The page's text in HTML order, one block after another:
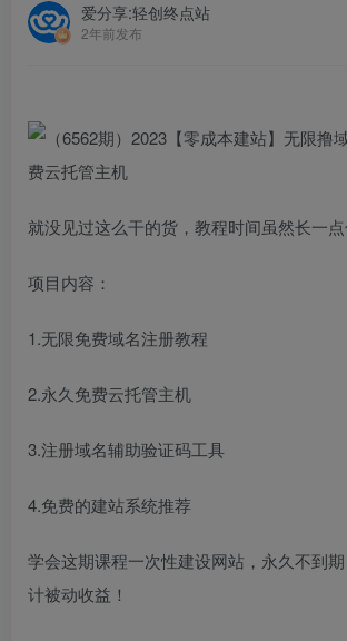
爱分享:轻创终点站
2年前发布
就没见过这么干的货，教程时间虽然长一点
项目内容：
1.无限免费域名注册教程
2.永久免费云托管主机
3.注册域名辅助验证码工具
4.免费的建站系统推荐
学会这期课程一次性建设网站，永久不到
计被动收益！